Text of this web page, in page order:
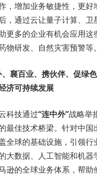
，增加业务敏捷性，更好
，通过云让量子计算、
更多的企业有机会应用这
物研发、自然灾害预警等。
、襄百业、携伙伴、促绿
济可持续发展
科技通过“连中外”战略举
最佳技术桥梁。针对中国
全球的基础设施，引领行
大数据、人工智能和机
逊的全球业务体系，帮